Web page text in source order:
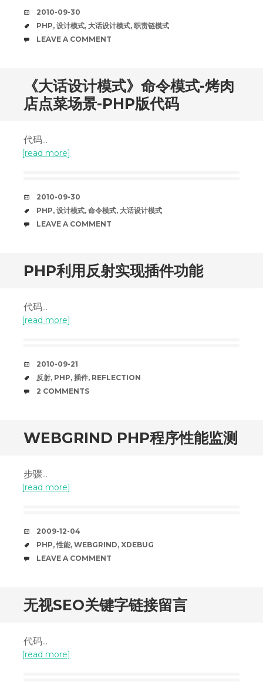
DATE
2010-09-30
TAGS
PHP, 设计模式, 大话设计模式, 职责链模式
COMMENTS
LEAVE A COMMENT
《大话设计模式》命令模式-烤肉
店点菜场景-PHP版代码
代码...
[read more]
DATE
2010-09-30
TAGS
PHP, 设计模式, 命令模式, 大话设计模式
COMMENTS
LEAVE A COMMENT
PHP利用反射实现插件功能
代码...
[read more]
DATE
2010-09-21
TAGS
反射, PHP, 插件, REFLECTION
COMMENTS
2 COMMENTS
WEBGRIND PHP程序性能监测
步骤...
[read more]
DATE
2009-12-04
TAGS
PHP,性能, WEBGRIND, XDEBUG
COMMENTS
LEAVE A COMMENT
无视SEO关键字链接留言
代码...
[read more]